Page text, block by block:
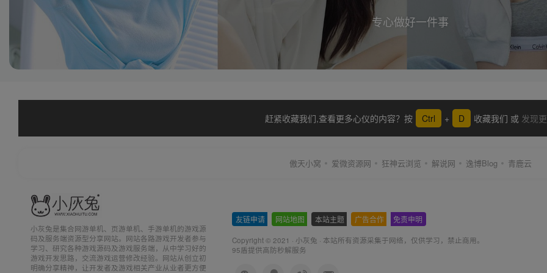
专心做好一件事
赶紧收藏我们,查看更多心仪的内容？按 Ctrl + D 收藏我们 或 发现
傲天小窝 爱微资源网 狂神云浏览 解说网 逸博Blog 青鹿云
小灰兔是集合网游单机、页游单机、手游单机的游戏源
码及服务端资源型分享网站。网站各路游戏开发者参与
学习、研究各种游戏源码及游戏服务端，从中学习好的
游戏开发思路，交流游戏运营修改经验。网站从创立初
明确分享精神，让开发者及游戏相关产业从业者更方便
友链申请 网站地图 本站主题 广告合作 免责申明
Copyright © 2021 · 小灰兔 · 本站所有资源采集于网络，仅供学习，禁止商用。
95盾提供高防秒解服务